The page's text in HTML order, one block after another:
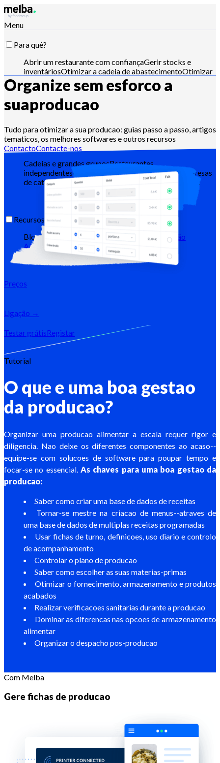
Menu
Para quê?
Abrir um restaurante com confiançaGerir stocks e
inventáriosOtimizar a cadeia de abastecimentoOtimizar
a engenharia de menusReduzir o food cost
Planear a
produção alimentarCumprir os requisitos HACCP
orçamentos e analisar vendas
ChatGPT ou API
Para quem?
Cadeias e grandes gruposRestaurantes
independentesCozinhas centraisDark kitchens Empresas
de cateringPadeiros e pasteleiros Hotel-restaurantes
Recursos
BlogCentro de ajuda Newsletters
Documentação
API
Documentação MCP
Preços
Ligação →
Testar grátisRegistar
Organize sem esforco a
suaproducao
Tudo para otimizar a sua producao: guias passo a passo, artigos
tematicos, os melhores softwares e outros recursos
ContactoContacte-nos
Tutorial
O que e uma boa gestao
da producao?
Organizar uma producao alimentar a escala requer rigor e
diligencia. Nao deixe os diferentes componentes ao acaso--
equipe-se com solucoes de software para poupar tempo e
focar-se no essencial. As chaves para uma boa gestao da
producao:
Saber como criar uma base de dados de receitas
Tornar-se mestre na criacao de menus--atraves de
uma base de dados de multiplas receitas programadas
Usar fichas de turno, definicoes, uso diario e controlo
de acompanhamento
Controlar o plano de producao
Saber como escolher as suas materias-primas
Otimizar o fornecimento, armazenamento e produtos
acabados
Realizar verificacoes sanitarias durante a producao
Dominar as diferencas nas opcoes de armazenamento
alimentar
Organizar o despacho pos-producao
Com Melba
Gere fichas de producao